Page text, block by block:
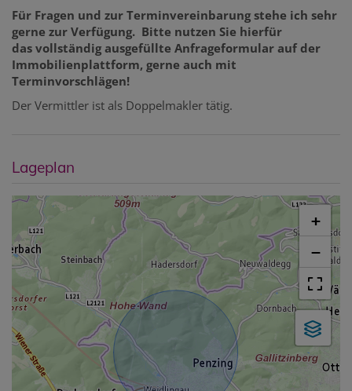
Für Fragen und zur Terminvereinbarung stehe ich sehr
gerne zur Verfügung. Bitte nutzen Sie hierfür
das vollständig ausgefüllte Anfrageformular auf der
Immobilienplattform, gerne auch mit
Terminvorschlägen!
Der Vermittler ist als Doppelmakler tätig.
Lageplan
+
−